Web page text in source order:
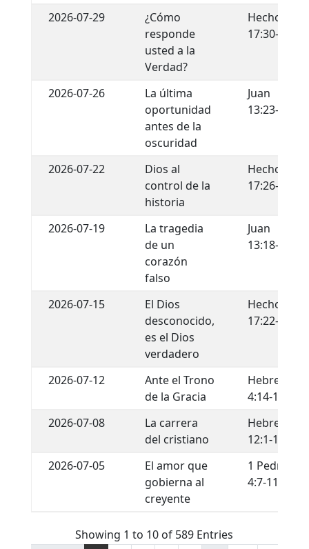
2026-07-29
¿Cómo
responde
usted a la
Verdad?
Hechos
17:30-31
2026-07-26
La última
oportunidad
antes de la
oscuridad
Juan
13:23-30
2026-07-22
Dios al
control de la
historia
Hechos
17:26-29
2026-07-19
La tragedia
de un
corazón
falso
Juan
13:18-22
2026-07-15
El Dios
desconocido,
es el Dios
verdadero
Hechos
17:22-34
2026-07-12
Ante el Trono
de la Gracia
Hebreos
4:14-16
2026-07-08
La carrera
del cristiano
Hebreos
12:1-13
2026-07-05
El amor que
gobierna al
creyente
1 Pedro
4:7-11
Showing 1 to 10 of 589 Entries